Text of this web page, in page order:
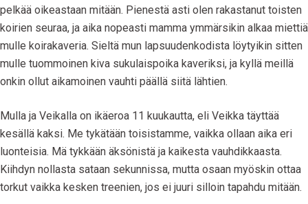
pelkää oikeastaan mitään. Pienestä asti olen rakastanut toisten
koirien seuraa, ja aika nopeasti mamma ymmärsikin alkaa miettiä
mulle koirakaveria. Sieltä mun lapsuudenkodista löytyikin sitten
mulle tuommoinen kiva sukulaispoika kaveriksi, ja kyllä meillä
onkin ollut aikamoinen vauhti päällä siitä lähtien.
Mulla ja Veikalla on ikäeroa 11 kuukautta, eli Veikka täyttää
kesällä kaksi. Me tykätään toisistamme, vaikka ollaan aika eri
luonteisia. Mä tykkään äksönistä ja kaikesta vauhdikkaasta.
Kiihdyn nollasta sataan sekunnissa, mutta osaan myöskin ottaa
torkut vaikka kesken treenien, jos ei juuri silloin tapahdu mitään.